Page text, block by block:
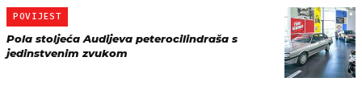
POVIJEST
Pola stoljeća Audijeva peterocilindraša s
jedinstvenim zvukom